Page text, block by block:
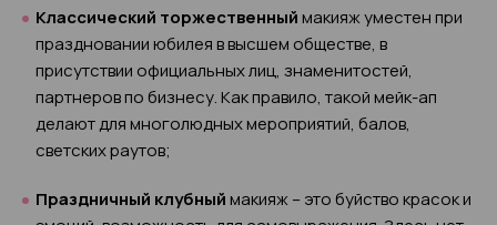
Классический торжественныймакияж уместен при
праздновании юбилея в высшем обществе, в
присутствии официальных лиц, знаменитостей,
партнеров по бизнесу. Как правило, такой мейк-ап
делают для многолюдных мероприятий, балов,
светских раутов;
Праздничный клубныймакияж – это буйство красок и